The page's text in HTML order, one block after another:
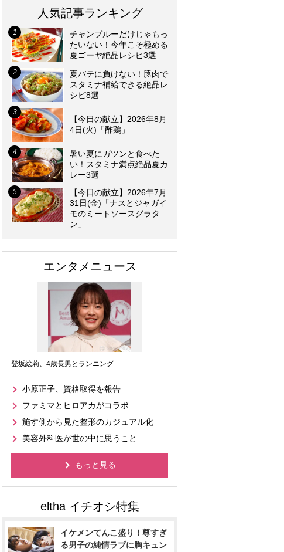
人気記事ランキング
チャンプルーだけじゃもっ
たいない！今年こそ極める
夏ゴーヤ絶品レシピ3選
夏バテに負けない！豚肉で
スタミナ補給できる絶品レ
シピ8選
【今日の献立】2026年8月
4日(火)「酢鶏」
暑い夏にガツンと食べた
い！スタミナ満点絶品夏カ
レー3選
【今日の献立】2026年7月
31日(金)「ナスとジャガイ
モのミートソースグラタ
ン」
エンタメニュース
登坂絵莉、4歳長男とランニング
小原正子、資格取得を報告
ファミマとヒロアカがコラボ
施す側から見た整形のカジュアル化
美容外科医が世の中に思うこと
もっと見る
イケメンてんこ盛り！尊すぎ
る男子の純情ラブに胸キュン